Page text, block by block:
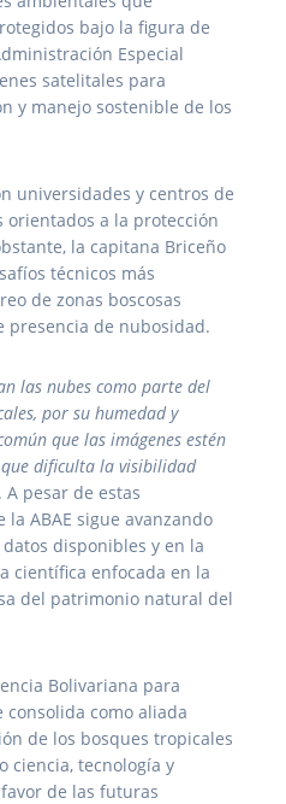
bajo la figura de
Especial
satelitales para
y manejo sostenible de los
universidades y centros de
orientados a la protección
la capitana Briceño
técnicos más
de zonas boscosas
presencia de nubosidad.
las nubes como parte del
por su humedad y
que las imágenes estén
dificulta la visibilidad
A pesar de estas
ABAE sigue avanzando
disponibles y en la
científica enfocada en la
del patrimonio natural del
Bolivariana para
consolida como aliada
de los bosques tropicales
ciencia, tecnología y
de las futuras